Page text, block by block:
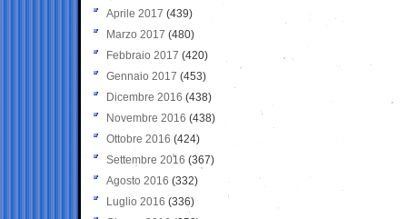
Aprile 2017 (439)
Marzo 2017 (480)
Febbraio 2017 (420)
Gennaio 2017 (453)
Dicembre 2016 (438)
Novembre 2016 (438)
Ottobre 2016 (424)
Settembre 2016 (367)
Agosto 2016 (332)
Luglio 2016 (336)